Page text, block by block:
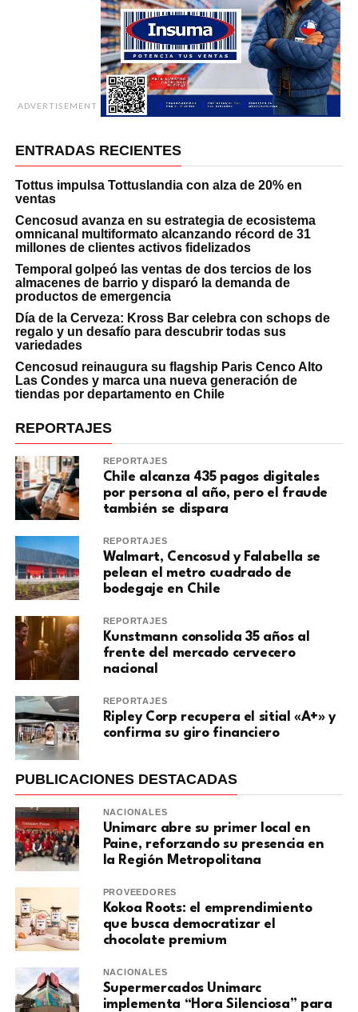
ADVERTISEMENT
ENTRADAS RECIENTES
Tottus impulsa Tottuslandia con alza de 20% en
ventas
Cencosud avanza en su estrategia de ecosistema
omnicanal multiformato alcanzando récord de 31
millones de clientes activos fidelizados
Temporal golpeó las ventas de dos tercios de los
almacenes de barrio y disparó la demanda de
productos de emergencia
Día de la Cerveza: Kross Bar celebra con schops de
regalo y un desafío para descubrir todas sus
variedades
Cencosud reinaugura su flagship Paris Cenco Alto
Las Condes y marca una nueva generación de
tiendas por departamento en Chile
REPORTAJES
REPORTAJES
Chile alcanza 435 pagos digitales
por persona al año, pero el fraude
también se dispara
REPORTAJES
Walmart, Cencosud y Falabella se
pelean el metro cuadrado de
bodegaje en Chile
REPORTAJES
Kunstmann consolida 35 años al
frente del mercado cervecero
nacional
REPORTAJES
Ripley Corp recupera el sitial «A+» y
confirma su giro financiero
PUBLICACIONES DESTACADAS
NACIONALES
Unimarc abre su primer local en
Paine, reforzando su presencia en
la Región Metropolitana
PROVEEDORES
Kokoa Roots: el emprendimiento
que busca democratizar el
chocolate premium
NACIONALES
Supermercados Unimarc
implementa “Hora Silenciosa” para